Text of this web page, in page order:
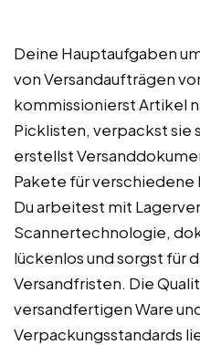
Deine Hauptaufgaben
von Versandaufträgen
kommissionierst Artikel
Picklisten, verpackst sie
erstellst
Pakete für
Du arbeitest mit
Scannertechnologie,
lückenlos und sorgst für
Versandfristen. Die
versandfertigen Ware
Verpackungsstandards